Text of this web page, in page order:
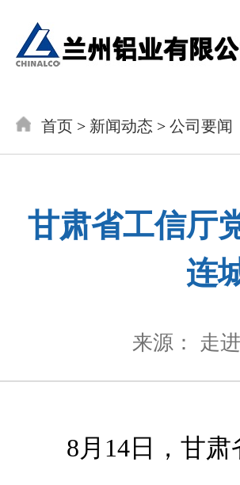
首页 > 新闻动态 > 公司要闻
甘肃省工信厅
连
来源： 走
8月14日，甘